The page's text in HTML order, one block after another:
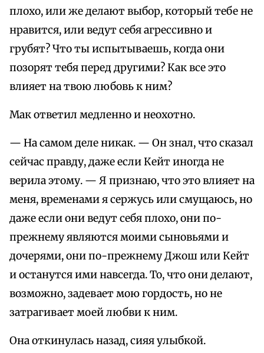
плохо, или же делают выбор, который тебе не
нравится, или ведут себя агрессивно и
грубят? Что ты испытываешь, когда они
позорят тебя перед другими? Как все это
влияет на твою любовь к ним?
Мак ответил медленно и неохотно.
— На самом деле никак. — Он знал, что сказал
сейчас правду, даже если Кейт иногда не
верила этому. — Я признаю, что это влияет на
меня, временами я сержусь или смущаюсь, но
даже если они ведут себя плохо, они по-
прежнему являются моими сыновьями и
дочерями, они по-прежнему Джош или Кейт
и останутся ими навсегда. То, что они делают,
возможно, задевает мою гордость, но не
затрагивает моей любви к ним.
Она откинулась назад, сияя улыбкой.